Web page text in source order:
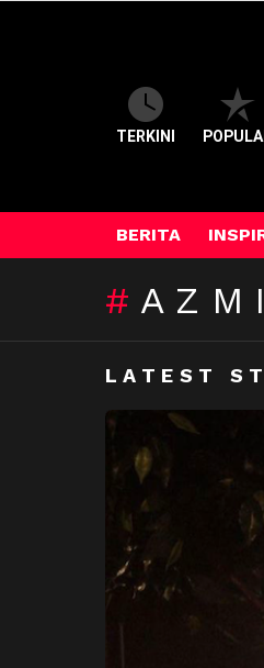
TERKINI
BERITA
LATEST